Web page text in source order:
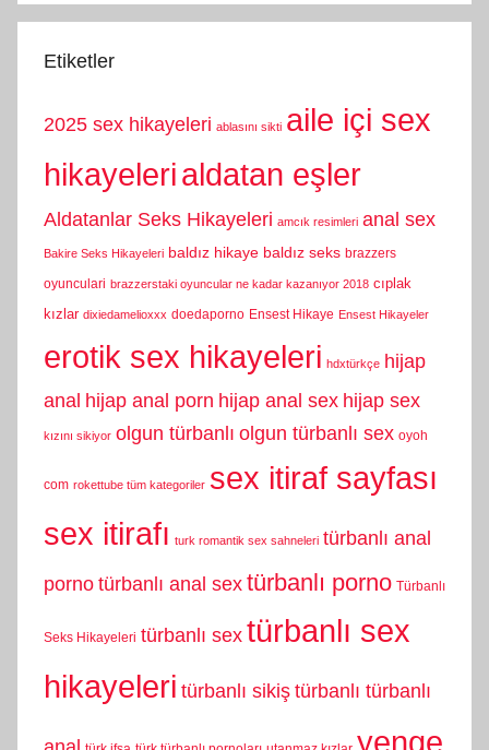
Etiketler
2025 sex hikayeleri ablasını sikti aile içi sex
hikayelerialdatan eşler
Aldatanlar Seks Hikayeleri amcık resimleri anal sex
Bakire Seks Hikayeleri baldız hikaye baldız seks brazzers
oyunculari brazzerstaki oyuncular ne kadar kazanıyor 2018 cıplak
kızlar dixiedamelioxxx doedaporno Ensest Hikaye Ensest Hikayeler
erotik sex hikayeleri hdxtürkçe hijap
anal hijap anal porn hijap anal sex hijap sex
kızını sikiyor olgun türbanlı olgun türbanlı sex oyoh
com rokettube tüm kategoriler sex itiraf sayfası
sex itirafı turk romantik sex sahneleri türbanlı anal
porno türbanlı anal sex türbanlı porno Türbanlı
Seks Hikayeleri türbanlı sex türbanlı sex
hikayeleri türbanlı sikiş türbanlı türbanlı
yenge